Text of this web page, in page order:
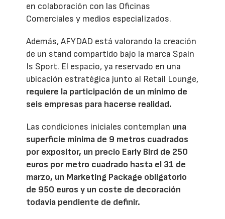
en colaboración con las Oficinas
Comerciales y medios especializados.
Además, AFYDAD está valorando la creación
de un stand compartido bajo la marca Spain
Is Sport. El espacio, ya reservado en una
ubicación estratégica junto al Retail Lounge,
requiere la participación de un mínimo de
seis empresas para hacerse realidad.
Las condiciones iniciales contemplan una
superficie mínima de 9 metros cuadrados
por expositor, un precio Early Bird de 250
euros por metro cuadrado hasta el 31 de
marzo, un Marketing Package obligatorio
de 950 euros y un coste de decoración
todavía pendiente de definir.